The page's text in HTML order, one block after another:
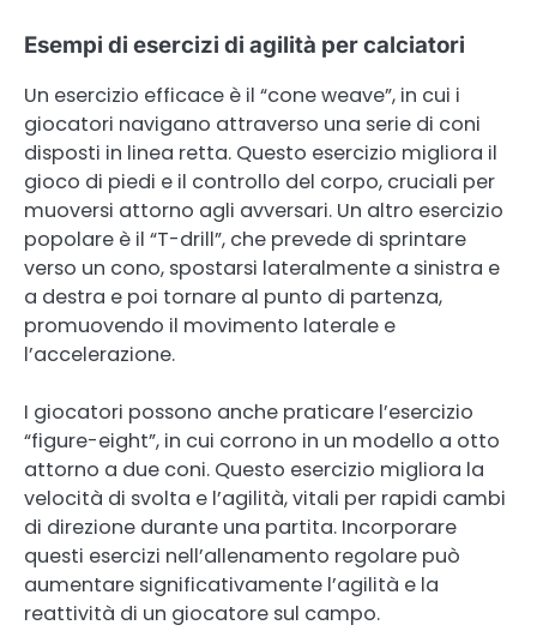
Esempi di esercizi di agilità per calciatori
Un esercizio efficace è il “cone weave”, in cui i
giocatori navigano attraverso una serie di coni
disposti in linea retta. Questo esercizio migliora il
gioco di piedi e il controllo del corpo, cruciali per
muoversi attorno agli avversari. Un altro esercizio
popolare è il “T-drill”, che prevede di sprintare
verso un cono, spostarsi lateralmente a sinistra e
a destra e poi tornare al punto di partenza,
promuovendo il movimento laterale e
l’accelerazione.
I giocatori possono anche praticare l’esercizio
“figure-eight”, in cui corrono in un modello a otto
attorno a due coni. Questo esercizio migliora la
velocità di svolta e l’agilità, vitali per rapidi cambi
di direzione durante una partita. Incorporare
questi esercizi nell’allenamento regolare può
aumentare significativamente l’agilità e la
reattività di un giocatore sul campo.